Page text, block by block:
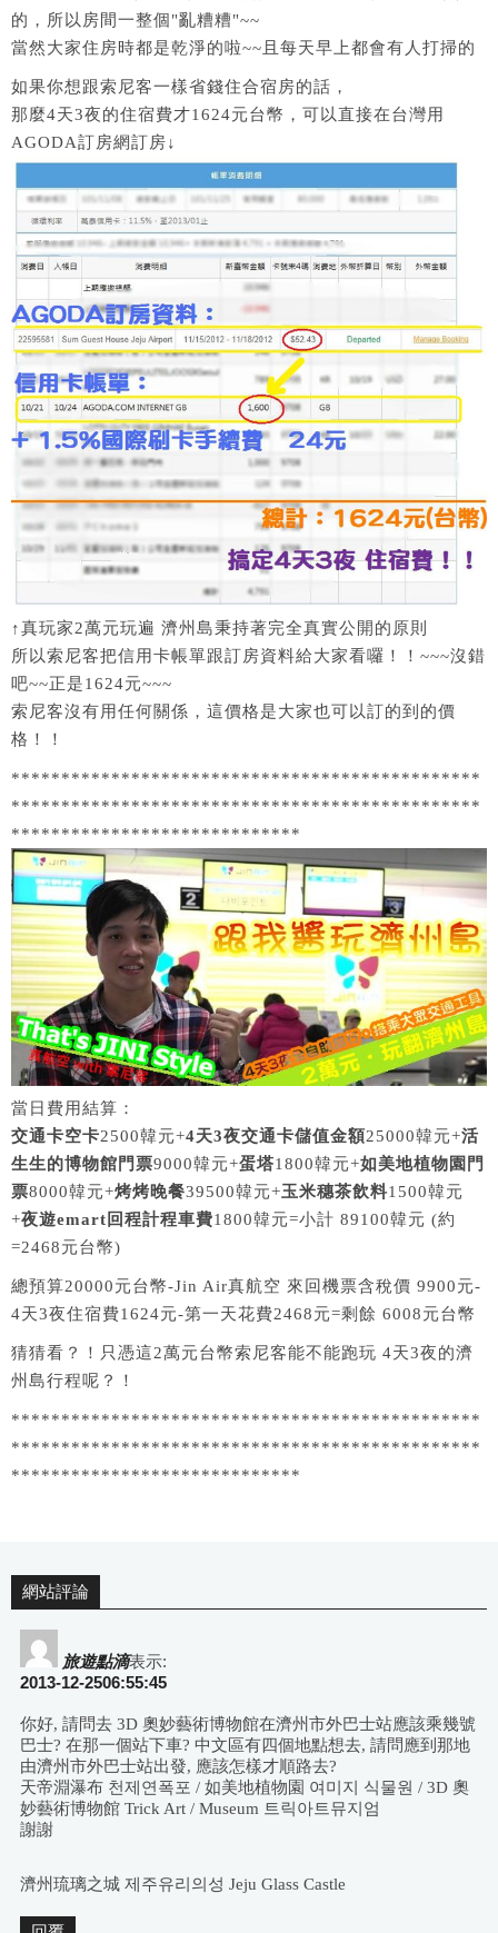
的，所以房間一整個"亂糟糟"~~
當然大家住房時都是乾淨的啦~~且每天早上都會有人打掃的
如果你想跟索尼客一樣省錢住合宿房的話，
那麼4天3夜的住宿費才1624元台幣，可以直接在台灣用
AGODA訂房網訂房↓
↑真玩家2萬元玩遍 濟州島秉持著完全真實公開的原則
所以索尼客把信用卡帳單跟訂房資料給大家看囉！！~~~沒錯
吧~~正是1624元~~~
索尼客沒有用任何關係，這價格是大家也可以訂的到的價
格！！
***********************************************
***********************************************
*****************************
當日費用結算：
交通卡空卡2500韓元+4天3夜交通卡儲值金額25000韓元+活
生生的博物館門票9000韓元+蛋塔1800韓元+如美地植物園門
票8000韓元+烤烤晚餐39500韓元+玉米穗茶飲料1500韓元
+夜遊emart回程計程車費1800韓元=小計 89100韓元 (約
=2468元台幣)
總預算20000元台幣-Jin Air真航空 來回機票含稅價 9900元-
4天3夜住宿費1624元-第一天花費2468元=剩餘 6008元台幣
猜猜看？！只憑這2萬元台幣索尼客能不能跑玩 4天3夜的濟
州島行程呢？！
***********************************************
***********************************************
*****************************
網站評論
旅遊點滴表示:
2013-12-2506:55:45
你好, 請問去 3D 奧妙藝術博物館在濟州市外巴士站應該乘幾號
巴士? 在那一個站下車? 中文區有四個地點想去, 請問應到那地
由濟州市外巴士站出發, 應該怎樣才順路去?
天帝淵瀑布 천제연폭포 / 如美地植物園 여미지 식물원 / 3D 奧
妙藝術博物館 Trick Art / Museum 트릭아트뮤지엄
謝謝
濟州琉璃之城 제주유리의성 Jeju Glass Castle